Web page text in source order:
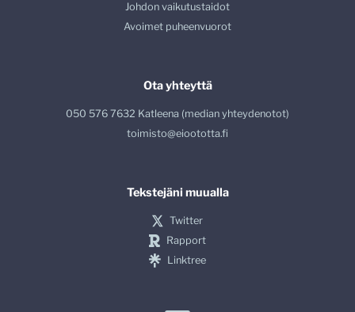
Johdon vaikutustaidot
Avoimet puheenvuorot
Ota yhteyttä
050 576 7632 Katleena (median yhteydenotot)
toimisto@eioototta.fi
Tekstejäni muualla
Twitter
Rapport
Linktree